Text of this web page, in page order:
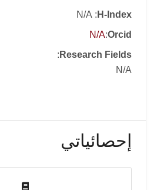
H-Index
: N/A
Orcid
:
N/A
Research Fields
:
N/A
إحصائياتي